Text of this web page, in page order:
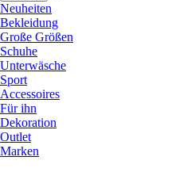
Neuheiten
Bekleidung
Große Größen
Schuhe
Unterwäsche
Sport
Accessoires
Für ihn
Dekoration
Outlet
Marken